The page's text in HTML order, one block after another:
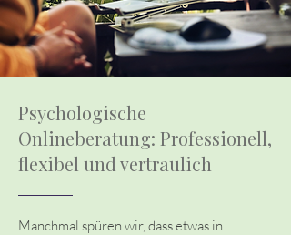
Psychologische
Onlineberatung: Professionell,
flexibel und vertraulich
Manchmal spüren wir, dass etwas in